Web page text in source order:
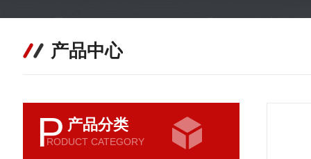
产品中心
P 产品分类
RODUCT CATEGORY